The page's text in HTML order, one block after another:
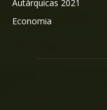
Autárquicas 2021
Economia